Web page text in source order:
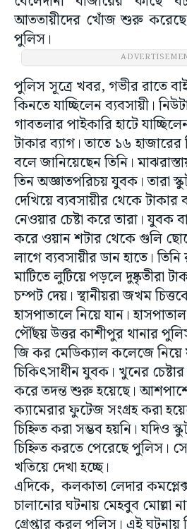
আততায়ীদের খোঁজ শুরু করেছে
পুলিস।
পুলিস সূত্রে খবর, গভীর রাতে
কিনতে যাচ্ছিলেন ব্যবসায়ী।
গাবতলার পাইকারি হাটে
টাকার ব্যাগ। তাতে ১৬
বলে জানিয়েছেন তিনি।
তিন অজ্ঞাতপরিচয় যুবক। তারা
দেখিয়ে ব্যবসায়ীর থেকে টাকার
নেওয়ার চেষ্টা করে তারা। যুবক
করে ওয়ান শটার থেকে গুলি
লাগে ব্যবসায়ীর ডান হাতে।
মাটিতে লুটিয়ে পড়লে দুষ্কৃতীরা
চম্পট দেয়। স্থানীয়রা জখম
হাসপাতালে নিয়ে যান।
পৌঁছয় উত্তর কাশীপুর থানার
জি কর মেডিক্যাল কলেজে নিয়ে
চিকিৎসাধীন যুবক। খুনের
করে তদন্ত শুরু হয়েছে।
ক্যামেরার ফুটেজ সংগ্রহ করা
চিহ্নিত করা সম্ভব হয়নি। যদিও
চিহ্নিত করতে পেরেছে পুলিস।
খতিয়ে দেখা হচ্ছে।
এদিকে, কলকাতা লেদার
চালানোর ঘটনায় মেহবুব